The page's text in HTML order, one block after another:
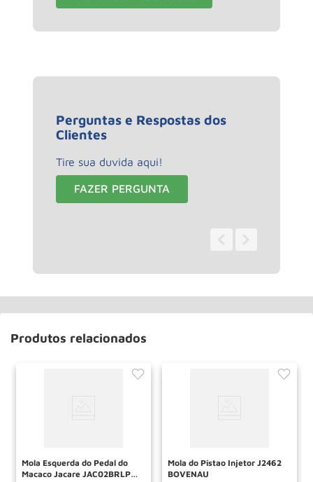
Perguntas e Respostas dos
Clientes
Tire sua duvida aqui!
FAZER PERGUNTA
Produtos relacionados
Mola Esquerda do Pedal do
Macaco Jacare JAC02BRLPI
Mola do Pistao Injetor J2462
BOVENAU